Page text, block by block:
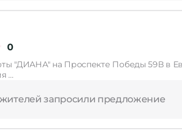
0
"ДИАНА" на Проспекте Победы 59В в
…
запросили предложение